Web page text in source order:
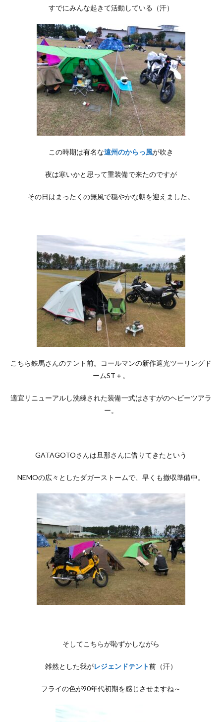
すでにみんな起きて活動している（汗）
この時期は有名な遠州のからっ風が吹き
夜は寒いかと思って重装備で来たのですが
その日はまったくの無風で穏やかな朝を迎えました。
こちら鉄馬さんのテント前。コールマンの新作遮光ツーリングド
ームST＋。
適宜リニューアルし洗練された装備一式はさすがのヘビーツアラ
ー。
GATAGOTOさんは旦那さんに借りてきたという
NEMOの広々としたダガーストームで、早くも撤収準備中。
そしてこちらが恥ずかしながら
雑然とした我がレジェンドテント前（汗）
フライの色が90年代初期を感じさせますね～